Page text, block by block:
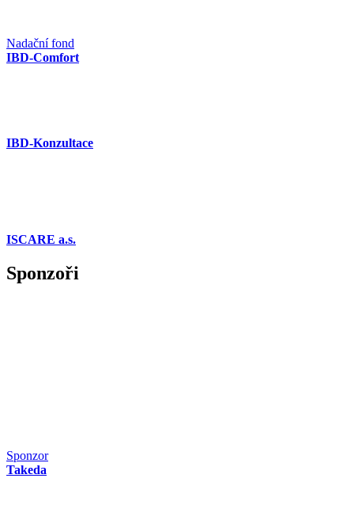
Nadační fond
IBD-Comfort
IBD-Konzultace
ISCARE a.s.
Sponzoři
Sponzor
Takeda